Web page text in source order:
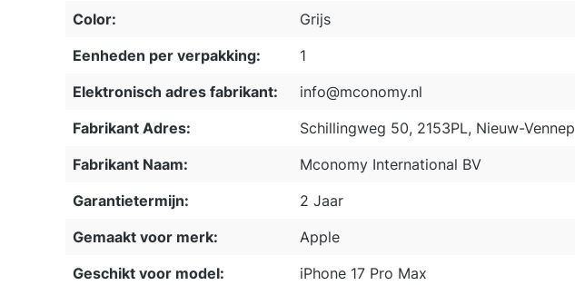
Color:
Grijs
Eenheden per verpakking:
1
Elektronisch adres fabrikant:
info@mconomy.nl
Fabrikant Adres:
Schillingweg 50, 2153PL, Nieuw-Vennep
Fabrikant Naam:
Mconomy International BV
Garantietermijn:
2 Jaar
Gemaakt voor merk:
Apple
Geschikt voor model:
iPhone 17 Pro Max